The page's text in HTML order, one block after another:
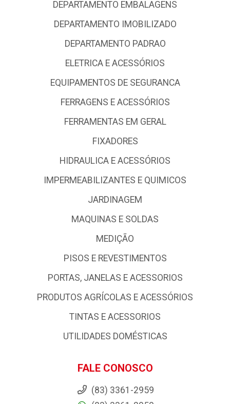
DEPARTAMENTO EMBALAGENS
DEPARTAMENTO IMOBILIZADO
DEPARTAMENTO PADRAO
ELETRICA E ACESSÓRIOS
EQUIPAMENTOS DE SEGURANCA
FERRAGENS E ACESSÓRIOS
FERRAMENTAS EM GERAL
FIXADORES
HIDRAULICA E ACESSÓRIOS
IMPERMEABILIZANTES E QUIMICOS
JARDINAGEM
MAQUINAS E SOLDAS
MEDIÇÃO
PISOS E REVESTIMENTOS
PORTAS, JANELAS E ACESSORIOS
PRODUTOS AGRÍCOLAS E ACESSÓRIOS
TINTAS E ACESSORIOS
UTILIDADES DOMÉSTICAS
FALE CONOSCO
(83) 3361-2959